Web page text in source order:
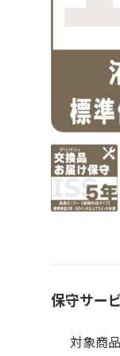
保守サー
対象商